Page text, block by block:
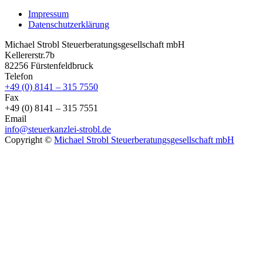
Impressum
Datenschutzerklärung
Michael Strobl Steuerberatungsgesellschaft mbH
Kellererstr.7b
82256 Fürstenfeldbruck
Telefon
+49 (0) 8141 – 315 7550
Fax
+49 (0) 8141 – 315 7551
Email
info@steuerkanzlei-strobl.de
Copyright © Michael Strobl Steuerberatungsgesellschaft mbH